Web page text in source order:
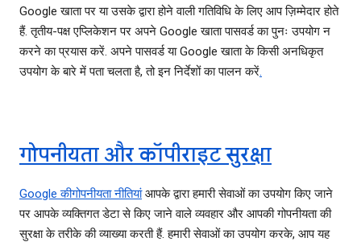
Google खाता पर या उसके द्वारा होने वाली गतिविधि के लिए आप ज़िम्मेदार होते
हैं. तृतीय-पक्ष एप्लिकेशन पर अपने Google खाता पासवर्ड का पुनः उपयोग न
करने का प्रयास करें. अपने पासवर्ड या Google खाता के किसी अनधिकृत
उपयोग के बारे में पता चलता है, तो इन निर्देशों का पालन करें.
गोपनीयता और कॉपीराइट सुरक्षा
Google कीगोपनीयता नीतियांआपके द्वारा हमारी सेवाओं का उपयोग किए जाने
पर आपके व्‍यक्तिगत डेटा से किए जाने वाले व्‍यवहार और आपकी गोपनीयता की
सुरक्षा के तरीके की व्‍याख्‍या करती हैं. हमारी सेवाओं का उपयोग करके, आप यह